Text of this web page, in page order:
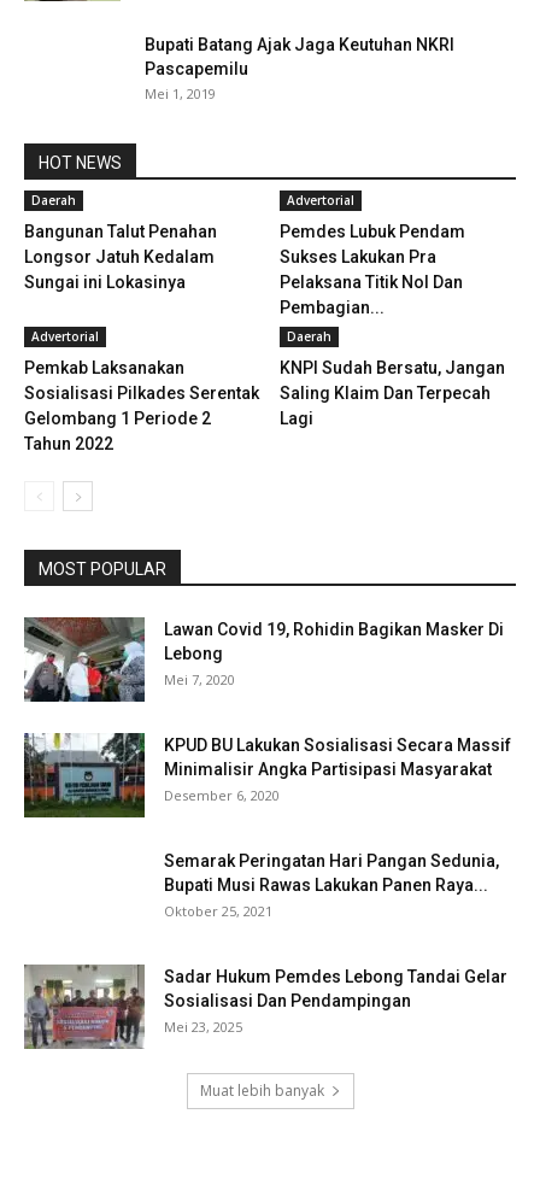
Bupati Batang Ajak Jaga Keutuhan NKRI
Pascapemilu
Mei 1, 2019
HOT NEWS
Daerah
Bangunan Talut Penahan
Longsor Jatuh Kedalam
Sungai ini Lokasinya
Advertorial
Pemdes Lubuk Pendam
Sukses Lakukan Pra
Pelaksana Titik Nol Dan
Pembagian...
Advertorial
Pemkab Laksanakan
Sosialisasi Pilkades Serentak
Gelombang 1 Periode 2
Tahun 2022
Daerah
KNPI Sudah Bersatu, Jangan
Saling Klaim Dan Terpecah
Lagi
MOST POPULAR
Lawan Covid 19, Rohidin Bagikan Masker Di
Lebong
Mei 7, 2020
KPUD BU Lakukan Sosialisasi Secara Massif
Minimalisir Angka Partisipasi Masyarakat
Desember 6, 2020
Semarak Peringatan Hari Pangan Sedunia,
Bupati Musi Rawas Lakukan Panen Raya...
Oktober 25, 2021
Sadar Hukum Pemdes Lebong Tandai Gelar
Sosialisasi Dan Pendampingan
Mei 23, 2025
Muat lebih banyak